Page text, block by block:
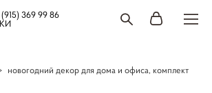
369 99 86
новогодний декор для дома и офиса, комплект